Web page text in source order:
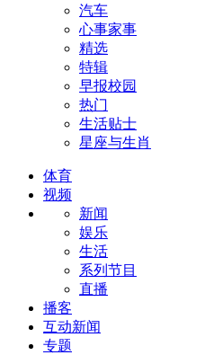
汽车
心事家事
精选
特辑
早报校园
热门
生活贴士
星座与生肖
体育
视频
新闻
娱乐
生活
系列节目
直播
播客
互动新闻
专题